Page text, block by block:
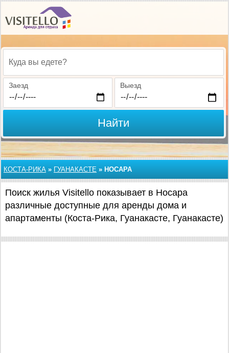
Куда вы едете?
Заезд Выезд
Найти
КОСТА-РИКА » ГУАНАКАСТЕ » НОСАРА
Поиск жилья Visitello показывает в Носара
различные доступные для аренды дома и
апартаменты (Коста-Рика, Гуанакасте, Гуанакасте)